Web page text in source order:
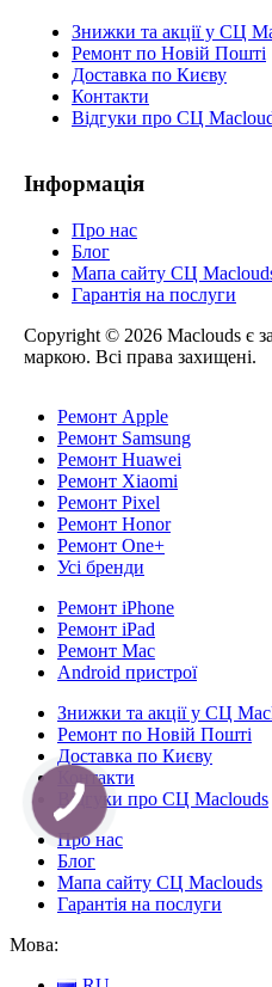
Знижки та акції у СЦ
Ремонт по Новій Пошті
Доставка по Києву
Контакти
Відгуки про СЦ
Інформація
Про нас
Блог
Мапа сайту СЦ
Гарантія на послуги
Copyright © 2026 Maclouds є
маркою. Всі права захищені.
Ремонт Apple
Ремонт Samsung
Ремонт Huawei
Ремонт Xiaomi
Ремонт Pixel
Ремонт Honor
Ремонт One+
Усі бренди
Ремонт iPhone
Ремонт iPad
Ремонт Mac
Android пристрої
Знижки та акції у СЦ
Ремонт по Новій Пошті
Доставка по Києву
Контакти
Відгуки про СЦ Maclouds
Про нас
Блог
Мапа сайту СЦ Maclouds
Гарантія на послуги
Мова: